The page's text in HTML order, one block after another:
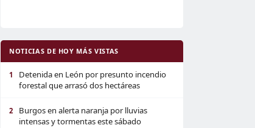
NOTICIAS DE HOY MÁS VISTAS
1
Detenida en León por presunto incendio
forestal que arrasó dos hectáreas
2
Burgos en alerta naranja por lluvias
intensas y tormentas este sábado